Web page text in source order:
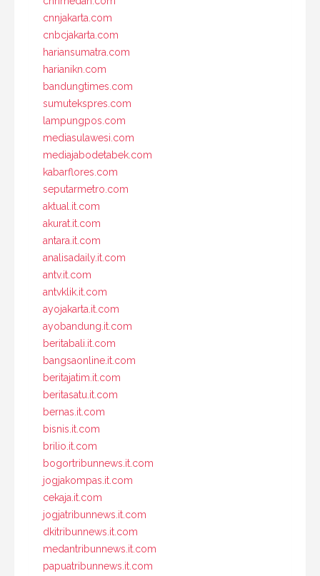
cnnjakarta.com
cnbcjakarta.com
hariansumatra.com
harianikn.com
bandungtimes.com
sumutekspres.com
lampungpos.com
mediasulawesi.com
mediajabodetabek.com
kabarflores.com
seputarmetro.com
aktual.it.com
akurat.it.com
antara.it.com
analisadaily.it.com
antv.it.com
antvklik.it.com
ayojakarta.it.com
ayobandung.it.com
beritabali.it.com
bangsaonline.it.com
beritajatim.it.com
beritasatu.it.com
bernas.it.com
bisnis.it.com
brilio.it.com
bogortribunnews.it.com
jogjakompas.it.com
cekaja.it.com
jogjatribunnews.it.com
dkitribunnews.it.com
medantribunnews.it.com
papuatribunnews.it.com